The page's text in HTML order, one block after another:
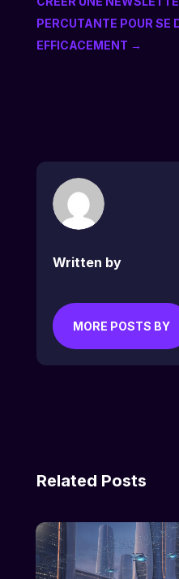
PERCUTANTE POUR SE
EFFICACEMENT →
Written by
MORE POSTS BY
Related Posts